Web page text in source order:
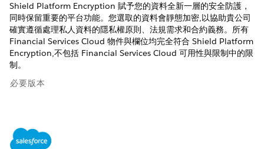
Shield Platform Encryption 賦予您的資料全新一層的安全防護，
同時保留重要的平台功能。您選取的資料會靜態加密,以協助貴公司
確實遵循處理私人資料的隱私權原則、法規需求和合約義務。所有
Financial Services Cloud 物件與欄位均完全符合 Shield Platform
Encryption,不包括 Financial Services Cloud 可用性與限制中的限
制。
必要版本
提供版本：